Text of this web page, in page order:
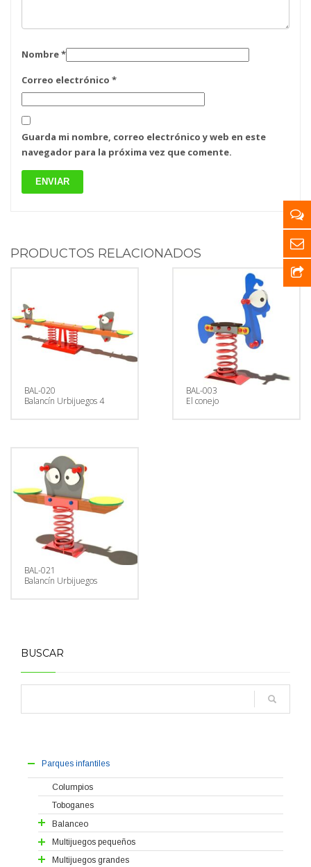
Nombre*
Correo electrónico *
Guarda mi nombre, correo electrónico y web en este
navegador para la próxima vez que comente.
PRODUCTOS RELACIONADOS
BAL-020
Balancín Urbijuegos 4
BAL-003
El conejo
BAL-021
Balancín Urbijuegos
BUSCAR
Parques infantiles
Columpios
Toboganes
Balanceo
Balancines
Muelles
Multijuegos pequeños
Serie Huéscar Multijuegos grandes